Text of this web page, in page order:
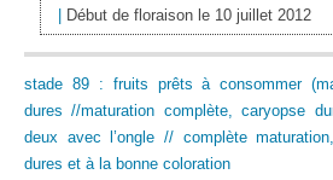
Début de floraison le 10 juillet 2012
stade 89 : fruits prêts à consommer
dures //maturation complète, caryopse
deux avec l’ongle // complète
dures et à la bonne coloration